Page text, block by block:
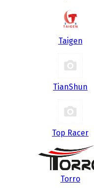
Taigen
TianShun
Top Racer
Torro